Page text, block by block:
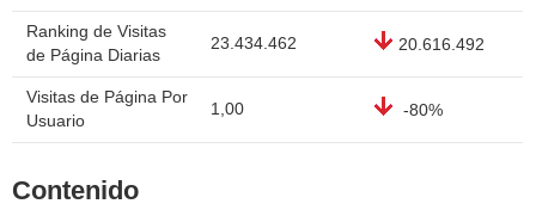
Ranking de Visitas
de Página Diarias
23.434.462 20.616.492
Visitas de Página Por
Usuario
1,00 -80%
Contenido